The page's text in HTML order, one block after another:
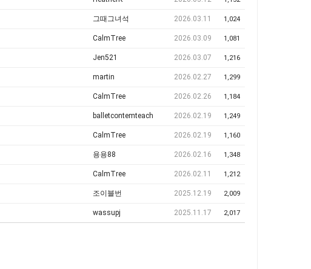
그때그녀석 2026.03.11 1,024
CalmTree 2026.03.09 1,081
Jen521 2026.03.07 1,216
martin 2026.02.27 1,299
CalmTree 2026.02.26 1,184
balletcontemteach 2026.02.19 1,249
CalmTree 2026.02.19 1,160
용용88 2026.02.16 1,348
CalmTree 2026.02.11 1,212
조이블번 2025.12.19 2,009
wassupj 2025.11.17 2,017